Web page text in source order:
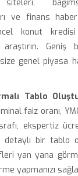
ve finans
konut
araştırın.
genel piyasa
Tablo
faiz oranı,
ekspertiz
detaylı bir tablo
yan yana
yapmanızı